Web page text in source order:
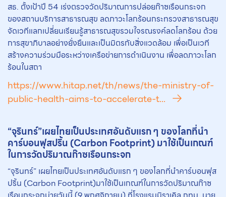
สธ. ตั้งเป้าปี 54 เร่งตรวจวัดปริมาณการปล่อยก๊าซเรือนกระจก
ของสถานบริการสาธารณสุข ลดภาวะโลกร้อนกระทรวงสาธารณสุข
จัดเวทีแลกเปลี่ยนเรียนรู้สาธารณสุขรวมใจรณรงค์ลดโลกร้อน ด้วย
การสุขาภิบาลอย่างยั่งยืนและเป็นมิตรกับสิ่งแวดล้อม เพื่อเป็นเวที
สร้างความร่วมมือระหว่างเครือข่ายการดำเนินงาน เพื่อลดภาวะโลก
ร้อนในสถา
https://www.hitap.net/th/news/the-ministry-of-
public-health-aims-to-accelerate-t...
“จุรินทร์”เผยไทยเป็นประเทศอันดับแรก ๆ ของโลกที่นำ
คาร์บอนฟุสปริ้น (Carbon Footprint) มาใช้เป็นเกณฑ์
ในการวัดปริมาณก๊าซเรือนกระจก
“จุรินทร์” เผยไทยเป็นประเทศอันดับแรก ๆ ของโลกที่นำคาร์บอนฟุส
ปริ้น (Carbon Footprint)มาใช้เป็นเกณฑ์ในการวัดปริมาณก๊าซ